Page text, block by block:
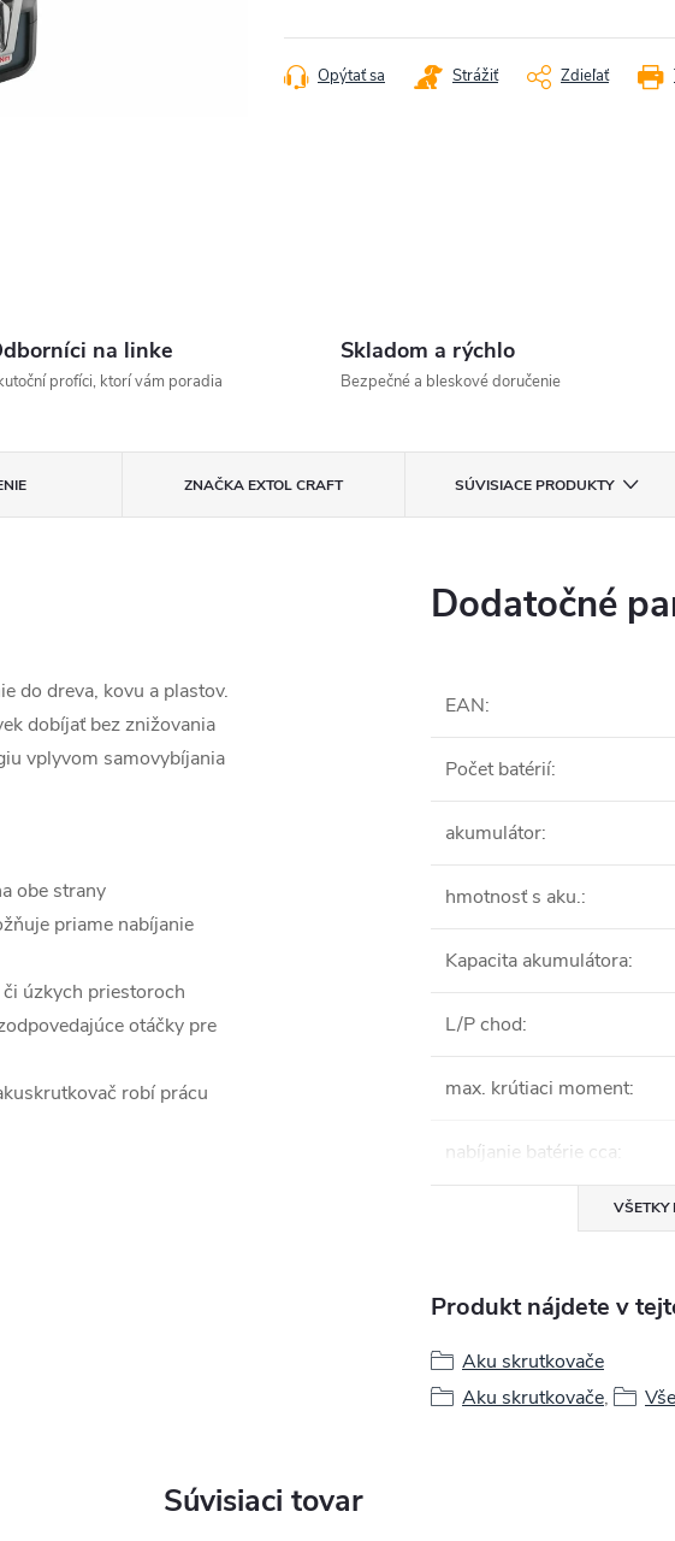
cena:
Opýtať sa Strážiť Zdieľať
na linke
profíci, ktorí vám poradia
Skladom a rýchlo
Bezpečné a bleskové doručenie
ZNAČKA EXTOL CRAFT SÚVISIACE PRODUKTY
do dreva, kovu a plastov.
dobíjať bez znižovania
vplyvom samovybíjania
obe strany
priame nabíjanie
úzkych priestoroch
otáčky pre
robí prácu
Dodatočné
EAN:
Počet batérií:
akumulátor:
hmotnosť s aku.:
Kapacita akumulátora:
L/P chod:
max. krútiaci moment:
nabíjanie batérie cca:
VŠETKY
Produkt nájdete v
Aku skrutkovače
Aku skrutkovače,
Súvisiaci tovar